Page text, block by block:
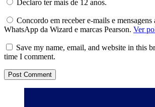
Declaro ter mais de 12 anos.
Concordo em receber e-mails e mensagens
WhatsApp da Wizard e marcas Pearson. Ver
Save my name, email, and website in this
time I comment.